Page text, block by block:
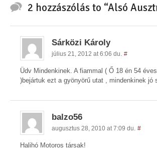
2 hozzászólás to “Alsó
Sárközi Károly
július 21, 2012 at 6:06 du. #
Üdv Mindenkinek. A fiammal ( Ő 18 én 54
)bejártuk ezt a gyönyörű utat , mindenkinek jó
balzo56
augusztus 28, 2010 at 7:09 du. #
Halihó Motoros társak!